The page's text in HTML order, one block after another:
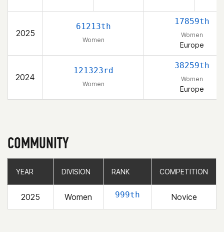
2025
61213th
Women
17859th
Women
Europe
2024
121323rd
Women
38259th
Women
Europe
COMMUNITY
YEAR DIVISION RANK COMPETITION
2025 Women 999th Novice
YEAR DIVISION RANK COMPETITION